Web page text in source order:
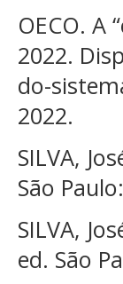
OECO. A
2022.
do-
2022.
SILVA,
São
SILVA,
ed. São